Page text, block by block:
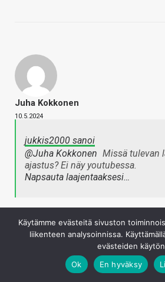
Juha Kokkonen
10.5.2024
jukkis2000 sanoi
@Juha Kokkonen Missä tulevan
ajastus? Ei näy youtubessa.
Napsauta laajentaaksesi…
Kirjaudu sisään vastataksesi
Käytämme evästeitä sivuston
liikenteen analysoinnissa.
evästeiden
Ok
En hyväksy